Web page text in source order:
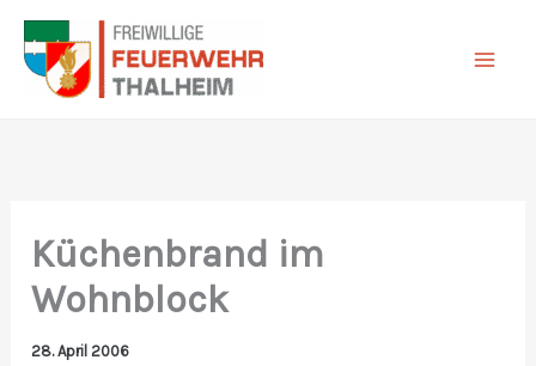
Zum
Inhalt
springen
Küchenbrand im
Wohnblock
28. April 2006